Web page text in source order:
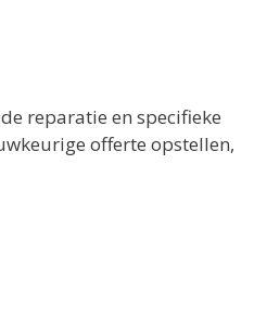
reparatie en specifieke
offerte opstellen,